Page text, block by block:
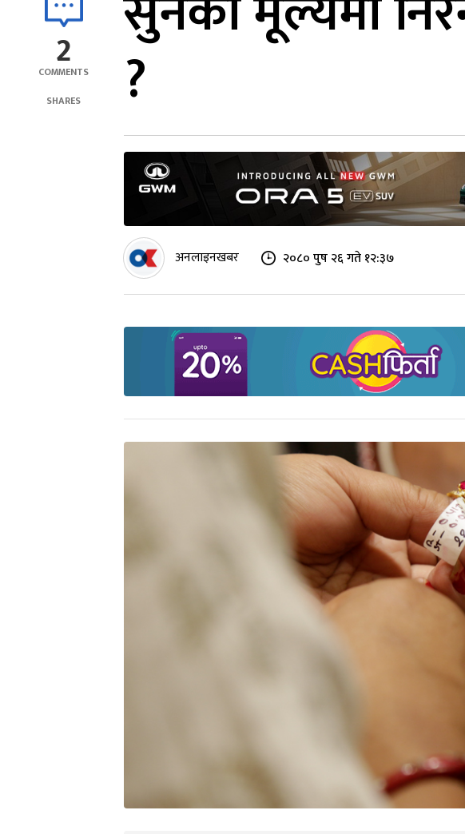
2
COMMENTS
SHARES
?
अनलाइनखबर २०८० पुष २६ गते १२:३७